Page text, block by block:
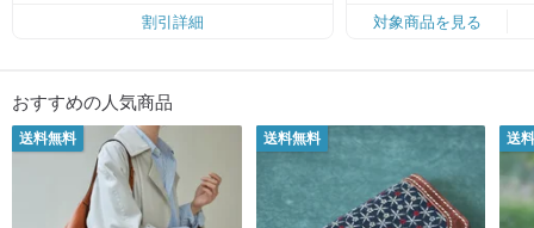
現在は帰国し、家の近くに借りた工房で暇さえあればなめし革製品を作ってい
ます。中沢の影響で、わたしが作った製品も日本の雰囲気を帯びています。
割引詳細
対象商品を見る
おすすめの人気商品
送料無料 送料無料 送